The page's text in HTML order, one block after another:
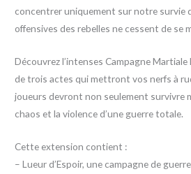
concentrer uniquement sur notre survie
offensives des rebelles ne cessent de se
Découvrez l’intenses Campagne Martiale
de trois actes qui mettront vos nerfs à
joueurs devront non seulement survivre
chaos et la violence d’une guerre totale.
Cette extension contient :
– Lueur d’Espoir, une campagne de